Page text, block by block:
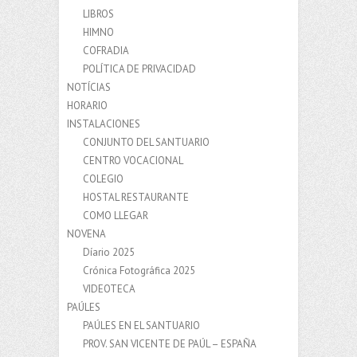
LIBROS
HIMNO
COFRADIA
POLÍTICA DE PRIVACIDAD
NOTÍCIAS
HORARIO
INSTALACIONES
CONJUNTO DEL SANTUARIO
CENTRO VOCACIONAL
COLEGIO
HOSTAL RESTAURANTE
COMO LLEGAR
NOVENA
Díario 2025
Crónica Fotográfica 2025
VIDEOTECA
PAÚLES
PAÚLES EN EL SANTUARIO
PROV. SAN VICENTE DE PAÚL – ESPAÑA